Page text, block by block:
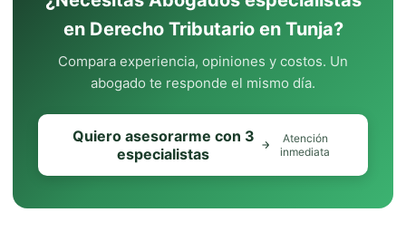
en Derecho Tributario en Tunja?
Compara experiencia, opiniones y costos. Un
abogado te responde el mismo día.
Quiero asesorarme con 3
especialistas
Atención
inmediata